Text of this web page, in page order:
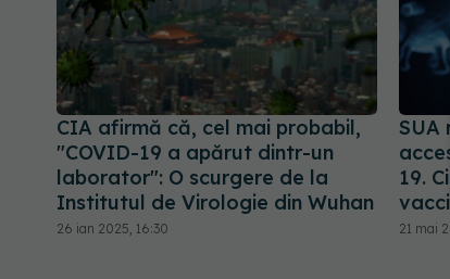
CIA afirmă că, cel mai probabil,
"COVID-19 a apărut dintr-un
laborator": O scurgere de la
Institutul de Virologie din Wuhan
26 ian 2025, 16:30
SUA
19.
21 mai